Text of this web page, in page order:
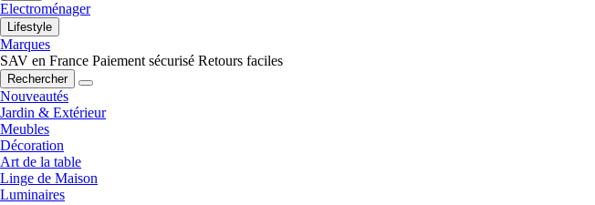
Electroménager
Lifestyle
Marques
SAV en France Paiement sécurisé Retours faciles
Rechercher
Nouveautés
Jardin & Extérieur
Meubles
Décoration
Art de la table
Linge de Maison
Luminaires